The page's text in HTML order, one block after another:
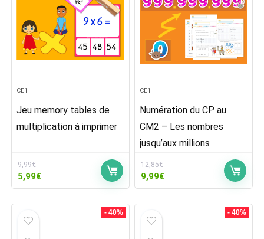
CE1
Jeu memory tables de
multiplication à imprimer
9,99€
Le
prix
9,99€.
5,99€Le
prix
CE1
Numération du CP au
CM2 – Les nombres
jusqu’aux millions
12,85€
Le
prix
12,85€.
9,99€Le
prix
- 40% - 40%